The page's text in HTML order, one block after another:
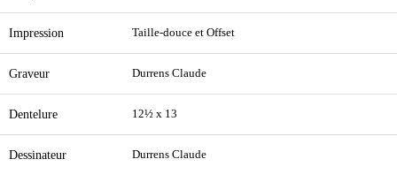
Impression Taille-douce et Offset
Graveur Durrens Claude
Dentelure 12½ x 13
Dessinateur Durrens Claude